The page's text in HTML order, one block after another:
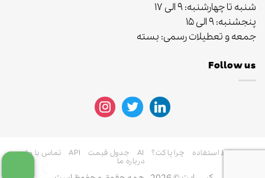
شنبه تا چهارشنبه: ۹ الی ۱۷
پنجشنبه: ۹ الی ۱۵
جمعه و تعطیلات رسمی: بسته
Follow us
linkedin
twitter
instagram
شرایط استفاده چرا پاکت؟ AI جدول قیمت API تماس با ما
درباره ما